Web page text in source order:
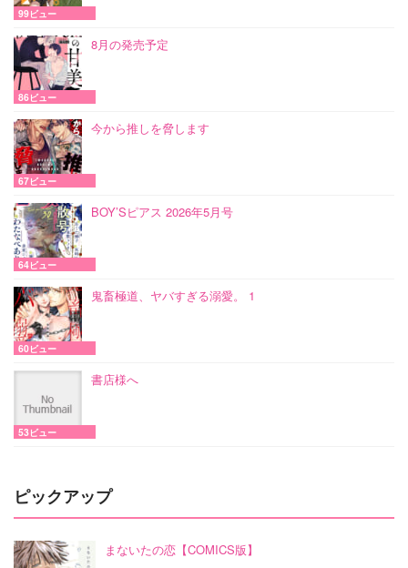
99ビュー
8月の発売予定
86ビュー
今から推しを脅します
67ビュー
BOY’Sピアス 2026年5月号
64ビュー
鬼畜極道、ヤバすぎる溺愛。 1
60ビュー
書店様へ
53ビュー
ピックアップ
まないたの恋【COMICS版】